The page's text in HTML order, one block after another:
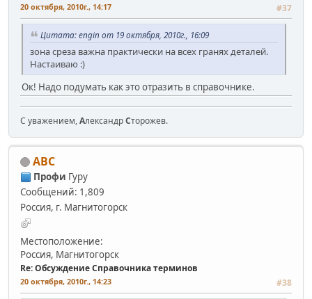
20 октября, 2010г., 14:17 #37
Цитата: engin от 19 октября, 2010г., 16:09
зона среза важна практически на всех гранях деталей.
Настаиваю :)
Ок! Надо подумать как это отразить в справочнике.
С уважением,АлександрСторожев.
АВС
Профи Гуру
Сообщений: 1,809
Россия, г. Магнитогорск
Местоположение:
Россия, Магнитогорск
Re: Обсуждение Справочника терминов
20 октября, 2010г., 14:23 #38